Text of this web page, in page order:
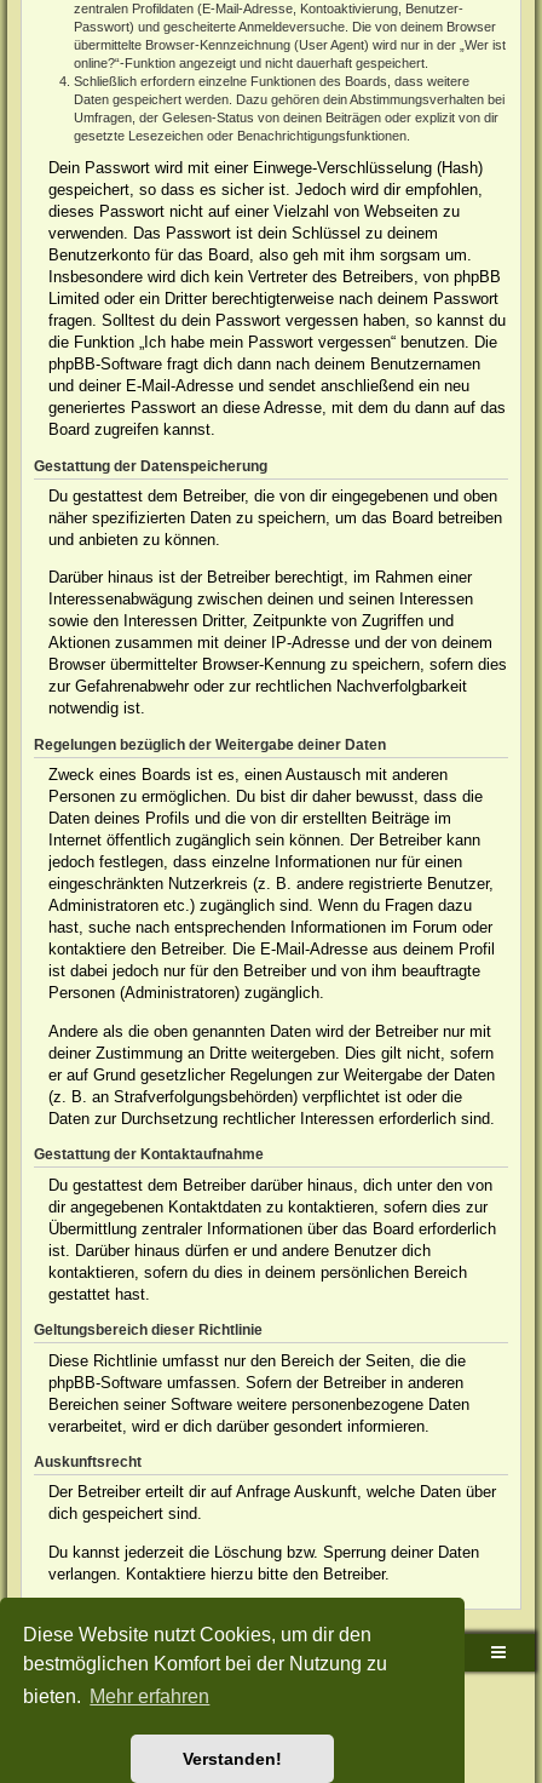
Diese Website nutzt Cookies, um dir den
bestmöglichen Komfort bei der Nutzung zu
bieten. Mehr erfahren
Verstanden!
zentralen Profildaten (E-Mail-Adresse, Kontoaktivierung, Benutzer-
Passwort) und gescheiterte Anmeldeversuche. Die von deinem Browser
übermittelte Browser-Kennzeichnung (User Agent) wird nur in der „Wer ist
online?“-Funktion angezeigt und nicht dauerhaft gespeichert.
Schließlich erfordern einzelne Funktionen des Boards, dass weitere
Daten gespeichert werden. Dazu gehören dein Abstimmungsverhalten bei
Umfragen, der Gelesen-Status von deinen Beiträgen oder explizit von dir
gesetzte Lesezeichen oder Benachrichtigungsfunktionen.
Dein Passwort wird mit einer Einwege-Verschlüsselung (Hash)
gespeichert, so dass es sicher ist. Jedoch wird dir empfohlen,
dieses Passwort nicht auf einer Vielzahl von Webseiten zu
verwenden. Das Passwort ist dein Schlüssel zu deinem
Benutzerkonto für das Board, also geh mit ihm sorgsam um.
Insbesondere wird dich kein Vertreter des Betreibers, von phpBB
Limited oder ein Dritter berechtigterweise nach deinem Passwort
fragen. Solltest du dein Passwort vergessen haben, so kannst du
die Funktion „Ich habe mein Passwort vergessen“ benutzen. Die
phpBB-Software fragt dich dann nach deinem Benutzernamen
und deiner E-Mail-Adresse und sendet anschließend ein neu
generiertes Passwort an diese Adresse, mit dem du dann auf das
Board zugreifen kannst.
Gestattung der Datenspeicherung
Du gestattest dem Betreiber, die von dir eingegebenen und oben
näher spezifizierten Daten zu speichern, um das Board betreiben
und anbieten zu können.
Darüber hinaus ist der Betreiber berechtigt, im Rahmen einer
Interessenabwägung zwischen deinen und seinen Interessen
sowie den Interessen Dritter, Zeitpunkte von Zugriffen und
Aktionen zusammen mit deiner IP-Adresse und der von deinem
Browser übermittelter Browser-Kennung zu speichern, sofern dies
zur Gefahrenabwehr oder zur rechtlichen Nachverfolgbarkeit
notwendig ist.
Regelungen bezüglich der Weitergabe deiner Daten
Zweck eines Boards ist es, einen Austausch mit anderen
Personen zu ermöglichen. Du bist dir daher bewusst, dass die
Daten deines Profils und die von dir erstellten Beiträge im
Internet öffentlich zugänglich sein können. Der Betreiber kann
jedoch festlegen, dass einzelne Informationen nur für einen
eingeschränkten Nutzerkreis (z. B. andere registrierte Benutzer,
Administratoren etc.) zugänglich sind. Wenn du Fragen dazu
hast, suche nach entsprechenden Informationen im Forum oder
kontaktiere den Betreiber. Die E-Mail-Adresse aus deinem Profil
ist dabei jedoch nur für den Betreiber und von ihm beauftragte
Personen (Administratoren) zugänglich.
Andere als die oben genannten Daten wird der Betreiber nur mit
deiner Zustimmung an Dritte weitergeben. Dies gilt nicht, sofern
er auf Grund gesetzlicher Regelungen zur Weitergabe der Daten
(z. B. an Strafverfolgungsbehörden) verpflichtet ist oder die
Daten zur Durchsetzung rechtlicher Interessen erforderlich sind.
Gestattung der Kontaktaufnahme
Du gestattest dem Betreiber darüber hinaus, dich unter den von
dir angegebenen Kontaktdaten zu kontaktieren, sofern dies zur
Übermittlung zentraler Informationen über das Board erforderlich
ist. Darüber hinaus dürfen er und andere Benutzer dich
kontaktieren, sofern du dies in deinem persönlichen Bereich
gestattet hast.
Geltungsbereich dieser Richtlinie
Diese Richtlinie umfasst nur den Bereich der Seiten, die die
phpBB-Software umfassen. Sofern der Betreiber in anderen
Bereichen seiner Software weitere personenbezogene Daten
verarbeitet, wird er dich darüber gesondert informieren.
Auskunftsrecht
Der Betreiber erteilt dir auf Anfrage Auskunft, welche Daten über
dich gespeichert sind.
Du kannst jederzeit die Löschung bzw. Sperrung deiner Daten
verlangen. Kontaktiere hierzu bitte den Betreiber.
Sudden-Strike-Maps.de Hauptseite Foren-Übersicht
Powered byphpBB® Forum Software © phpBB Limited
Style: Green-Style-Split by Joyce&LunaphpBB-Style-Design
Nutzungsbedingungen